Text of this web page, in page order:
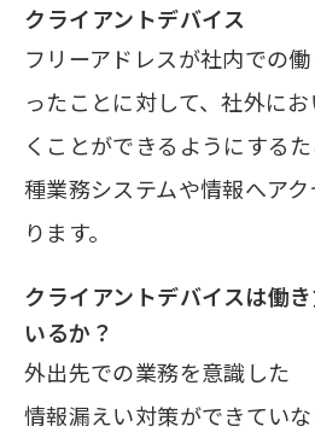
クライアントデバイス
フリーアドレスが社内での
ったことに対して、社外に
くことができるようにする
種業務システムや情報へア
ります。
クライアントデバイスは働
いるか？
外出先での業務を意識した
情報漏えい対策ができてい